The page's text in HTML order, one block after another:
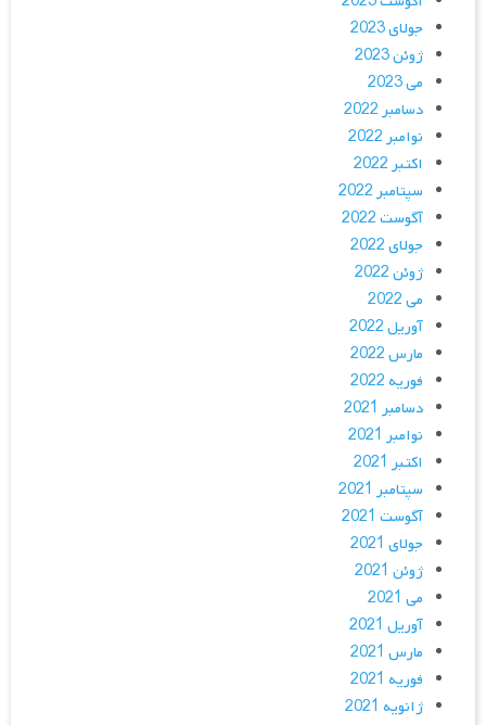
جولای 2023
ژوئن 2023
می 2023
دسامبر 2022
نوامبر 2022
اکتبر 2022
سپتامبر 2022
آگوست 2022
جولای 2022
ژوئن 2022
می 2022
آوریل 2022
مارس 2022
فوریه 2022
دسامبر 2021
نوامبر 2021
اکتبر 2021
سپتامبر 2021
آگوست 2021
جولای 2021
ژوئن 2021
می 2021
آوریل 2021
مارس 2021
فوریه 2021
ژانویه 2021